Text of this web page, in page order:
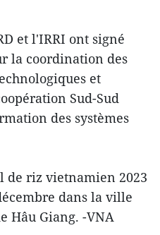
et l'IRRI ont signé
la coordination des
et
Sud-Sud
des systèmes
de riz vietnamien 2023
dans la ville
Hâu Giang. -VNA